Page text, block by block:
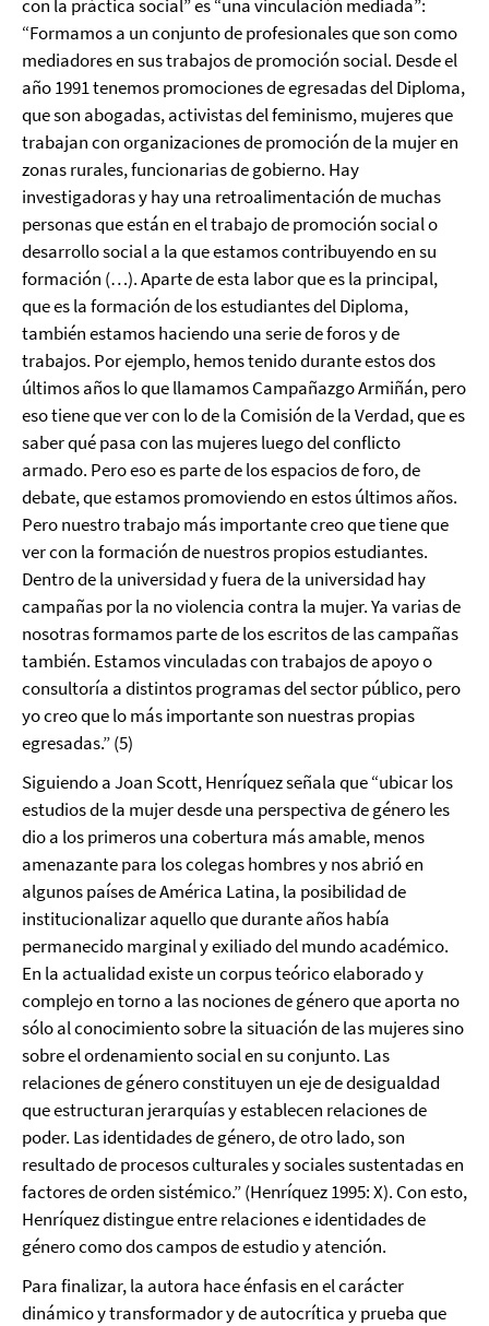
con la práctica social” es “una vinculación mediada”:
“Formamos a un conjunto de profesionales que son como
mediadores en sus trabajos de promoción social. Desde el
año 1991 tenemos promociones de egresadas del Diploma,
que son abogadas, activistas del feminismo, mujeres que
trabajan con organizaciones de promoción de la mujer en
zonas rurales, funcionarias de gobierno. Hay
investigadoras y hay una retroalimentación de muchas
personas que están en el trabajo de promoción social o
desarrollo social a la que estamos contribuyendo en su
formación (…). Aparte de esta labor que es la principal,
que es la formación de los estudiantes del Diploma,
también estamos haciendo una serie de foros y de
trabajos. Por ejemplo, hemos tenido durante estos dos
últimos años lo que llamamos Campañazgo Armiñán, pero
eso tiene que ver con lo de la Comisión de la Verdad, que es
saber qué pasa con las mujeres luego del conflicto
armado. Pero eso es parte de los espacios de foro, de
debate, que estamos promoviendo en estos últimos años.
Pero nuestro trabajo más importante creo que tiene que
ver con la formación de nuestros propios estudiantes.
Dentro de la universidad y fuera de la universidad hay
campañas por la no violencia contra la mujer. Ya varias de
nosotras formamos parte de los escritos de las campañas
también. Estamos vinculadas con trabajos de apoyo o
consultoría a distintos programas del sector público, pero
yo creo que lo más importante son nuestras propias
egresadas.” (5)
Siguiendo a Joan Scott, Henríquez señala que “ubicar los
estudios de la mujer desde una perspectiva de género les
dio a los primeros una cobertura más amable, menos
amenazante para los colegas hombres y nos abrió en
algunos países de América Latina, la posibilidad de
institucionalizar aquello que durante años había
permanecido marginal y exiliado del mundo académico.
En la actualidad existe un corpus teórico elaborado y
complejo en torno a las nociones de género que aporta no
sólo al conocimiento sobre la situación de las mujeres sino
sobre el ordenamiento social en su conjunto. Las
relaciones de género constituyen un eje de desigualdad
que estructuran jerarquías y establecen relaciones de
poder. Las identidades de género, de otro lado, son
resultado de procesos culturales y sociales sustentadas en
factores de orden sistémico.” (Henríquez 1995: X). Con esto,
Henríquez distingue entre relaciones e identidades de
género como dos campos de estudio y atención.
Para finalizar, la autora hace énfasis en el carácter
dinámico y transformador y de autocrítica y prueba que